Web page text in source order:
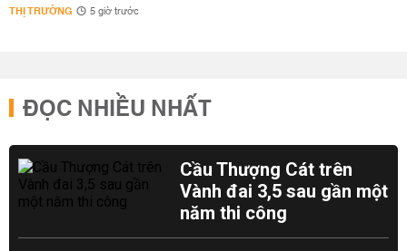
THỊ TRƯỜNG 5 giờ trước
ĐỌC NHIỀU NHẤT
Cầu Thượng Cát trên
Vành đai 3,5 sau gần một
năm thi công